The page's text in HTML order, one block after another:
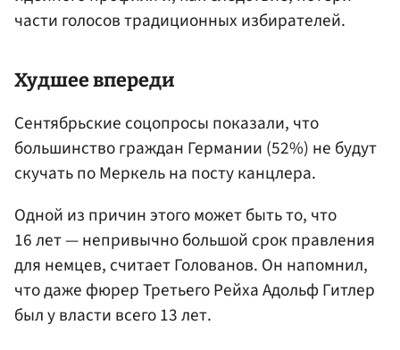
части голосов традиционных избирателей.
Худшее впереди
Сентябрьские соцопросы показали, что
большинство граждан Германии (52%) не будут
скучать по Меркель на посту канцлера.
Одной из причин этого может быть то, что
16 лет — непривычно большой срок правления
для немцев, считает Голованов. Он напомнил,
что даже фюрер Третьего Рейха Адольф Гитлер
был у власти всего 13 лет.